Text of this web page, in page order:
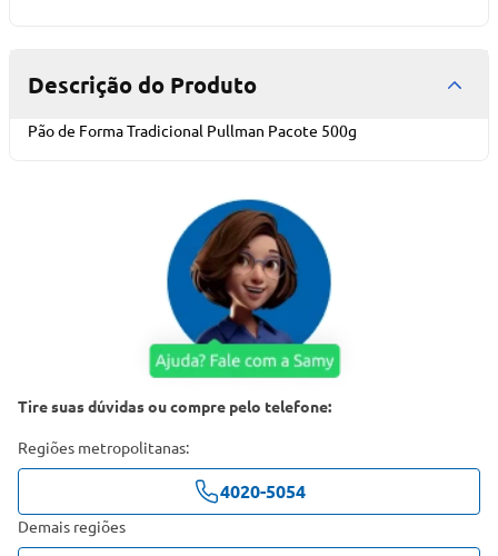
Descrição do Produto
Pão de Forma Tradicional Pullman Pacote 500g
Tire suas dúvidas ou compre pelo telefone:
Regiões metropolitanas:
4020-5054
Demais regiões